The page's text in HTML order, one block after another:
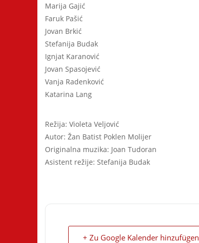
Marija Gajić
Faruk Pašić
Jovan Brkić
Stefanija Budak
Ignjat Karanović
Jovan Spasojević
Vanja Radenković
Katarina Lang
Režija: Violeta Veljović
Autor: Žan Batist Poklen Molijer
Originalna muzika: Joan Tudoran
Asistent režije: Stefanija Budak
+ Zu Google Kalender hinzufügen